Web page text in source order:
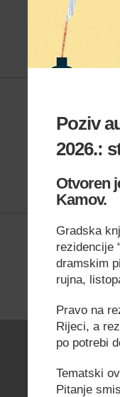
Poziv
2026.:
Otvoren
Kamov.
Gradska
rezidencije
dramskim
rujna,
Pravo na
Rijeci, a
po potrebi
Tematski
Pitanje